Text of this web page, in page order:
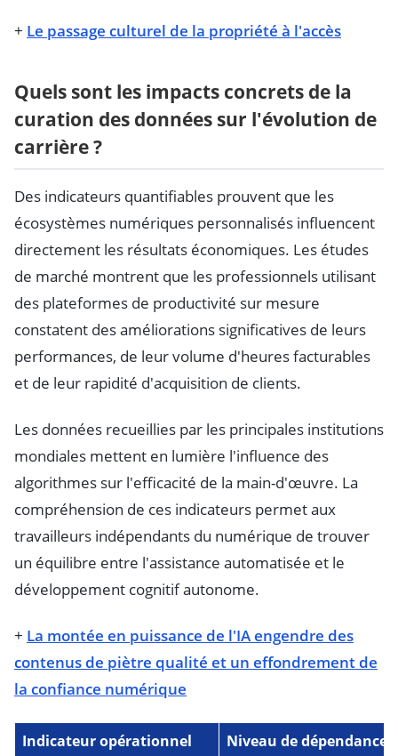
+ Le passage culturel de la propriété à l'accès
Quels sont les impacts concrets de la
curation des données sur l'évolution de
carrière ?
Des indicateurs quantifiables prouvent que les
écosystèmes numériques personnalisés influencent
directement les résultats économiques. Les études
de marché montrent que les professionnels utilisant
des plateformes de productivité sur mesure
constatent des améliorations significatives de leurs
performances, de leur volume d'heures facturables
et de leur rapidité d'acquisition de clients.
Les données recueillies par les principales institutions
mondiales mettent en lumière l'influence des
algorithmes sur l'efficacité de la main-d'œuvre. La
compréhension de ces indicateurs permet aux
travailleurs indépendants du numérique de trouver
un équilibre entre l'assistance automatisée et le
développement cognitif autonome.
+ La montée en puissance de l'IA engendre des
contenus de piètre qualité et un effondrement de
la confiance numérique
Indicateur opérationnel
Niveau de dépendance